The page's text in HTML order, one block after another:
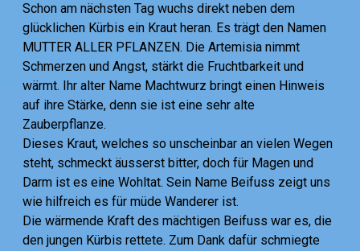
Schon am nächsten Tag wuchs direkt neben dem
glücklichen Kürbis ein Kraut heran. Es trägt den Namen
MUTTER ALLER PFLANZEN. Die Artemisia nimmt
Schmerzen und Angst, stärkt die Fruchtbarkeit und
wärmt. Ihr alter Name Machtwurz bringt einen Hinweis
auf ihre Stärke, denn sie ist eine sehr alte
Zauberpflanze.
Dieses Kraut, welches so unscheinbar an vielen Wegen
steht, schmeckt äusserst bitter, doch für Magen und
Darm ist es eine Wohltat. Sein Name Beifuss zeigt uns
wie hilfreich es für müde Wanderer ist.
Die wärmende Kraft des mächtigen Beifuss war es, die
den jungen Kürbis rettete. Zum Dank dafür schmiegte